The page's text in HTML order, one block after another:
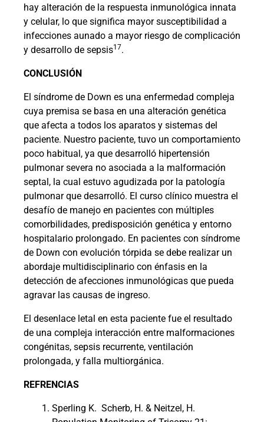
hay alteración de la respuesta inmunológica innata
y celular, lo que significa mayor susceptibilidad a
infecciones aunado a mayor riesgo de complicación
y desarrollo de sepsis17.
CONCLUSIÓN
El síndrome de Down es una enfermedad compleja
cuya premisa se basa en una alteración genética
que afecta a todos los aparatos y sistemas del
paciente. Nuestro paciente, tuvo un comportamiento
poco habitual, ya que desarrolló hipertensión
pulmonar severa no asociada a la malformación
septal, la cual estuvo agudizada por la patología
pulmonar que desarrolló. El curso clínico muestra el
desafío de manejo en pacientes con múltiples
comorbilidades, predisposición genética y entorno
hospitalario prolongado. En pacientes con síndrome
de Down con evolución tórpida se debe realizar un
abordaje multidisciplinario con énfasis en la
detección de afecciones inmunológicas que pueda
agravar las causas de ingreso.
El desenlace letal en esta paciente fue el resultado
de una compleja interacción entre malformaciones
congénitas, sepsis recurrente, ventilación
prolongada, y falla multiorgánica.
REFRENCIAS
Sperling K. Scherb, H. & Neitzel, H.